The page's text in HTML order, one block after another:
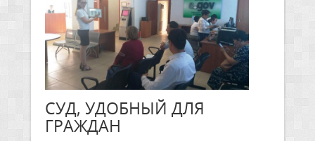
СУД, УДОБНЫЙ ДЛЯ
ГРАЖДАН